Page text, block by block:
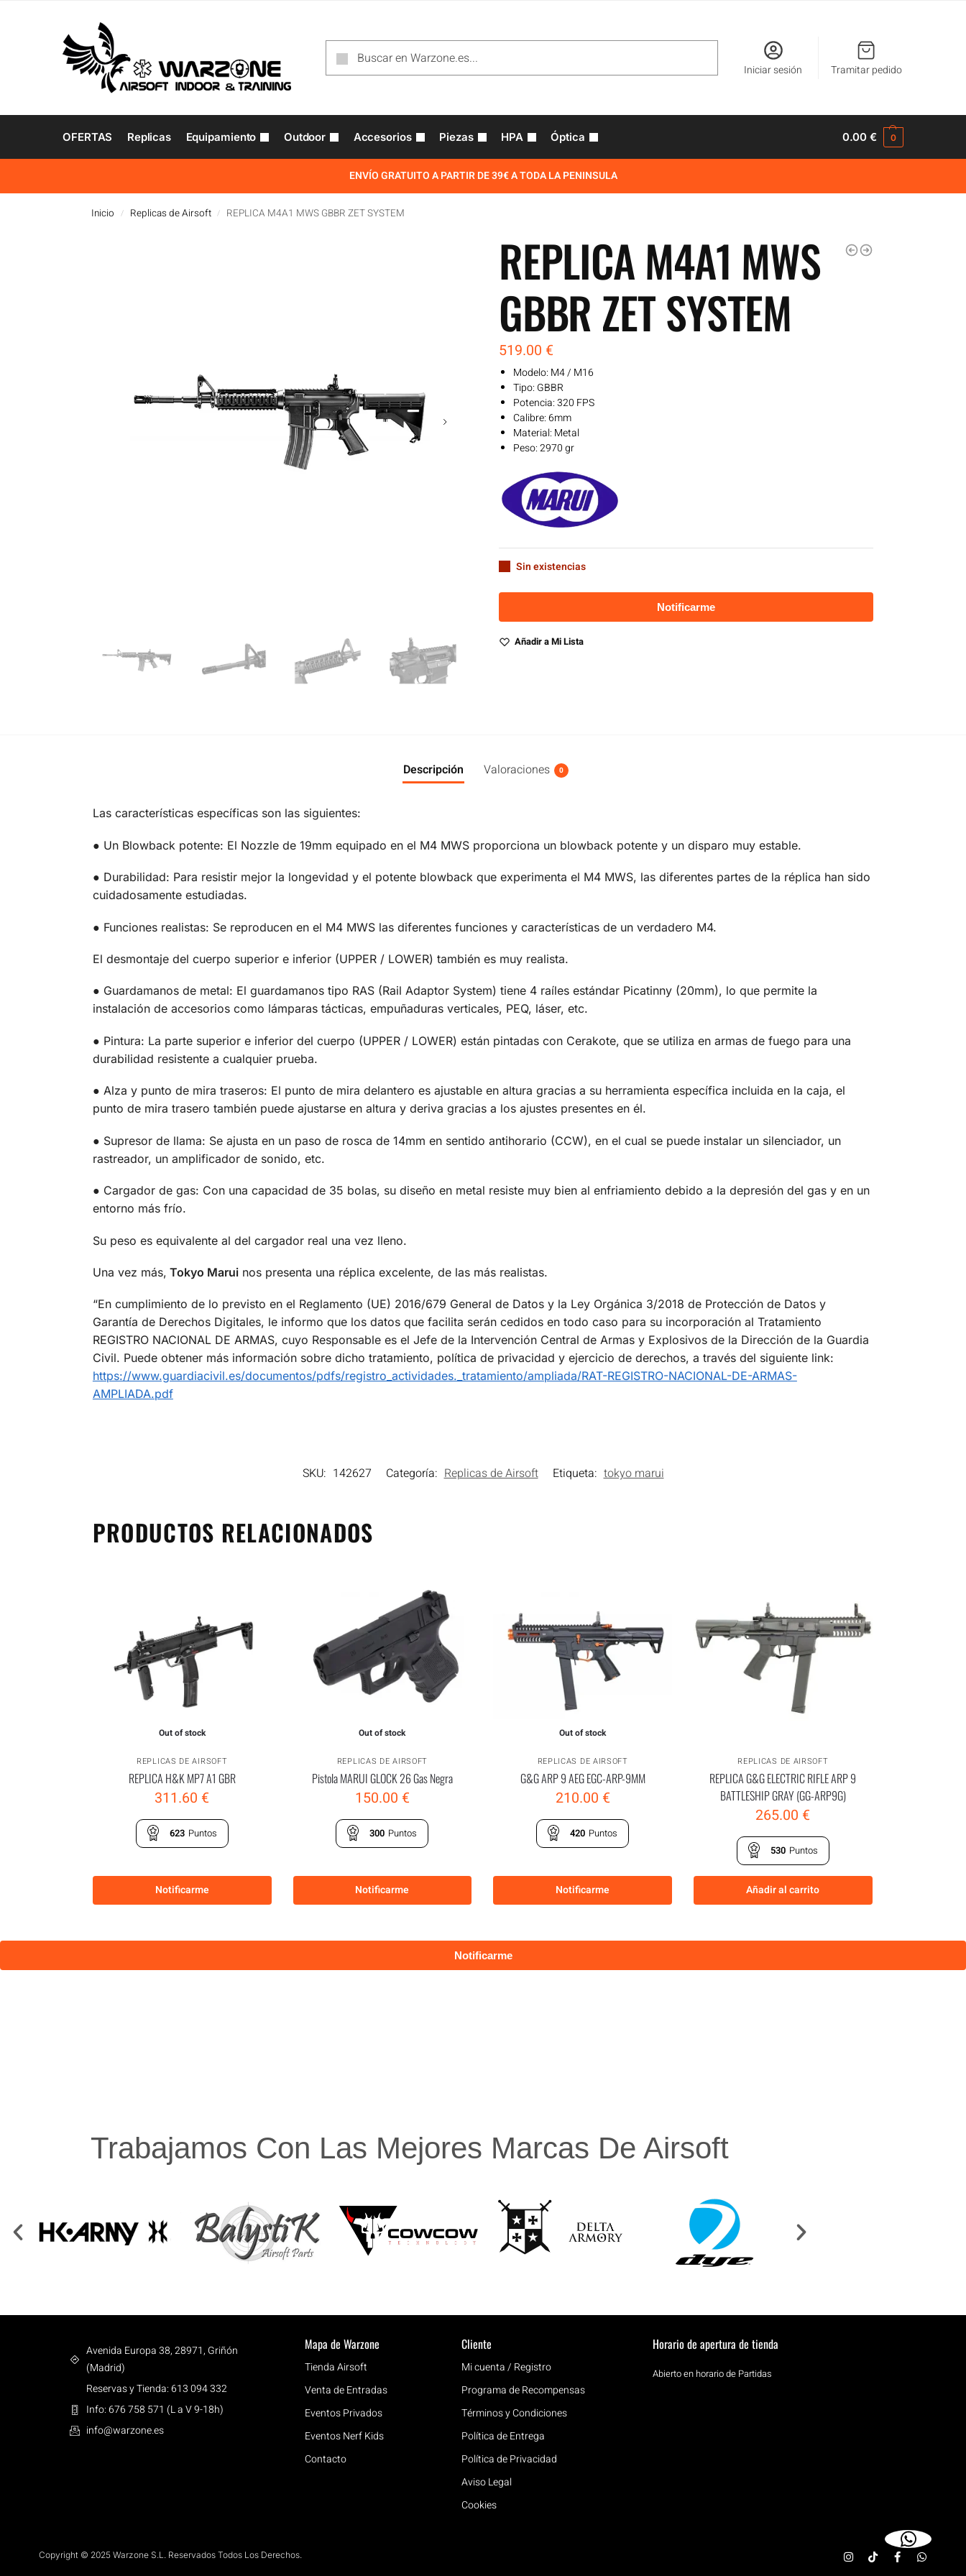
Iniciar sesión Tramitar pedido
OFERTAS Replicas Equipamiento Outdoor Accesorios Piezas HPA Óptica 0.00€ 0
ENVÍO GRATUITO A PARTIR DE 39€ A TODA LA PENINSULA
Inicio / Replicas de Airsoft / REPLICA M4A1 MWS GBBR ZET SYSTEM
REPLICA M4A1 MWS
GBBR ZET SYSTEM
519.00 €
Modelo: M4 / M16
Tipo: GBBR
Potencia: 320 FPS
Calibre: 6mm
Material: Metal
Peso: 2970 gr
Sin existencias
Añadir a Mi Lista
Descripción Valoraciones 0
Las características específicas son las siguientes:
● Un Blowback potente: El Nozzle de 19mm equipado en el M4 MWS proporciona un blowback potente y un disparo muy estable.
● Durabilidad: Para resistir mejor la longevidad y el potente blowback que experimenta el M4 MWS, las diferentes partes de la réplica han sido
cuidadosamente estudiadas.
● Funciones realistas: Se reproducen en el M4 MWS las diferentes funciones y características de un verdadero M4.
El desmontaje del cuerpo superior e inferior (UPPER / LOWER) también es muy realista.
● Guardamanos de metal: El guardamanos tipo RAS (Rail Adaptor System) tiene 4 raíles estándar Picatinny (20mm), lo que permite la
instalación de accesorios como lámparas tácticas, empuñaduras verticales, PEQ, láser, etc.
● Pintura: La parte superior e inferior del cuerpo (UPPER / LOWER) están pintadas con Cerakote, que se utiliza en armas de fuego para una
durabilidad resistente a cualquier prueba.
● Alza y punto de mira traseros: El punto de mira delantero es ajustable en altura gracias a su herramienta específica incluida en la caja, el
punto de mira trasero también puede ajustarse en altura y deriva gracias a los ajustes presentes en él.
● Supresor de llama: Se ajusta en un paso de rosca de 14mm en sentido antihorario (CCW), en el cual se puede instalar un silenciador, un
rastreador, un amplificador de sonido, etc.
● Cargador de gas: Con una capacidad de 35 bolas, su diseño en metal resiste muy bien al enfriamiento debido a la depresión del gas y en un
entorno más frío.
Su peso es equivalente al del cargador real una vez lleno.
Una vez más, Tokyo Maruinos presenta una réplica excelente, de las más realistas.
“En cumplimiento de lo previsto en el Reglamento (UE) 2016/679 General de Datos y la Ley Orgánica 3/2018 de Protección de Datos y
Garantía de Derechos Digitales, le informo que los datos que facilita serán cedidos en todo caso para su incorporación al Tratamiento
REGISTRO NACIONAL DE ARMAS, cuyo Responsable es el Jefe de la Intervención Central de Armas y Explosivos de la Dirección de la Guardia
Civil. Puede obtener más información sobre dicho tratamiento, política de privacidad y ejercicio de derechos, a través del siguiente link:
https://www.guardiacivil.es/documentos/pdfs/registro_actividades._tratamiento/ampliada/RAT-REGISTRO-NACIONAL-DE-ARMAS-
AMPLIADA.pdf
SKU: 142627 Categoría: Replicas de Airsoft Etiqueta: tokyo marui
PRODUCTOS RELACIONADOS
Out of stock
REPLICAS DE AIRSOFT
REPLICA H&K MP7 A1 GBR
311.60 €
623 Puntos
Notificarme
Out of stock
REPLICAS DE AIRSOFT
Pistola MARUI GLOCK 26 Gas Negra
150.00 €
300 Puntos
Notificarme
Out of stock
REPLICAS DE AIRSOFT
G&G ARP 9 AEG EGC-ARP-9MM
210.00 €
420 Puntos
Notificarme
REPLICAS DE AIRSOFT
REPLICA G&G ELECTRIC RIFLE ARP 9
BATTLESHIP GRAY (GG-ARP9G)
265.00 €
530 Puntos
Añadir al carrito
Trabajamos Con Las Mejores Marcas De Airsoft
Avenida Europa 38, 28971, Griñón
(Madrid)
Reservas y Tienda: 613 094 332
Info: 676 758 571 (L a V 9-18h)
info@warzone.es
Mapa de Warzone
Tienda Airsoft
Venta de Entradas
Eventos Privados
Eventos Nerf Kids
Contacto
Cliente
Mi cuenta / Registro
Programa de Recompensas
Términos y Condiciones
Política de Entrega
Política de Privacidad
Aviso Legal
Cookies
Horario de apertura de tienda
Abierto en horario de Partidas
Copyright © 2025 Warzone S.L. Reservados Todos Los Derechos.